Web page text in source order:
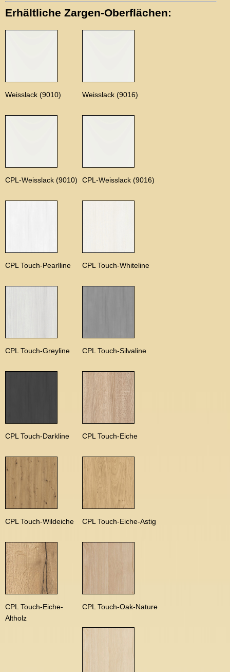
Erhältliche Zargen-Oberflächen:
Weisslack (9010) Weisslack (9016)
CPL-Weisslack (9010) CPL-Weisslack (9016)
CPL Touch-Pearlline CPL Touch-Whiteline
CPL Touch-Greyline CPL Touch-Silvaline
CPL Touch-Darkline CPL Touch-Eiche
CPL Touch-Wildeiche CPL Touch-Eiche-Astig
CPL Touch-Eiche-
Altholz
CPL Touch-Oak-Nature